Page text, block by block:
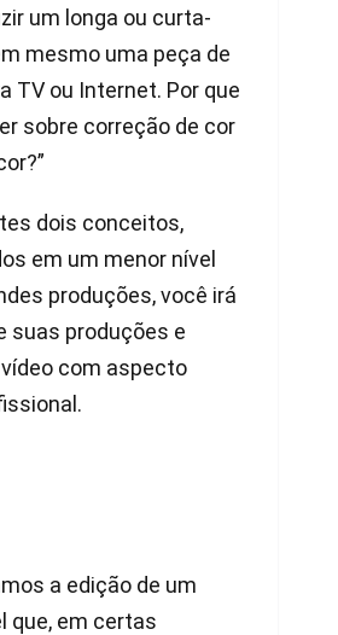
um longa ou curta-
mesmo uma peça de
TV ou Internet. Por que
sobre correção de cor
dois conceitos,
em um menor nível
produções, você irá
suas produções e
com aspecto
a edição de um
que, em certas